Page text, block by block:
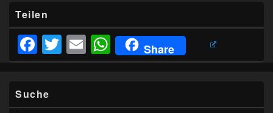
Teilen
Facebook
Twitter
EmailWhatsApp
Share
Suche